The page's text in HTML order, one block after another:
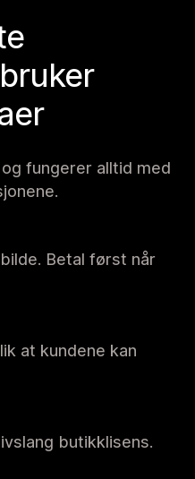
fungerer alltid med
Betal først når
at kundene kan
butikklisens.